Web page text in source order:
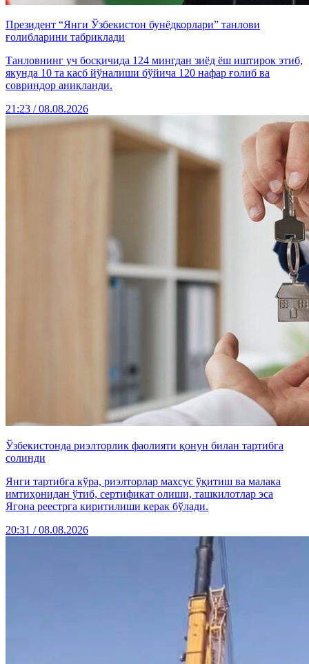
Президент “Янги Ўзбекистон бунёдкорлари” танлови
ғолибларини табриклади
Танловнинг уч босқичида 124 мингдан зиёд ёш иштирок этиб,
якунда 10 та касб йўналиши бўйича 120 нафар ғолиб ва
совриндор аниқланди.
21:23 / 08.08.2026
Ўзбекистонда риэлторлик фаолияти қонун билан тартибга
солинди
Янги тартибга кўра, риэлторлар махсус ўқитиш ва малака
имтиҳонидан ўтиб, сертификат олиши, ташкилотлар эса
Ягона реестрга киритилиши керак бўлади.
20:31 / 08.08.2026